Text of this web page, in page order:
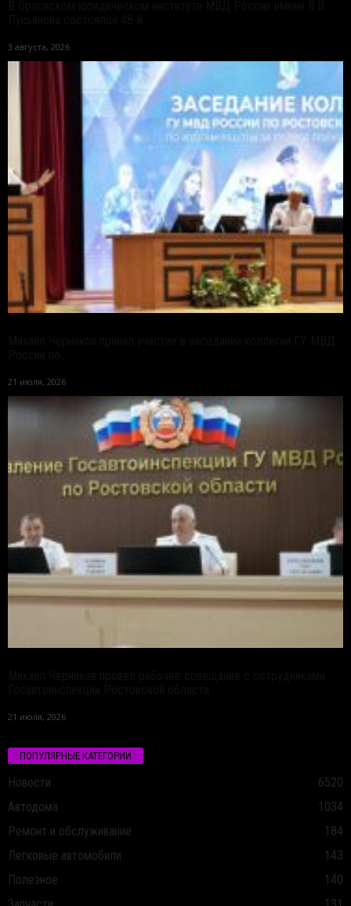
3 августа, 2026
21 июля, 2026
21 июля, 2026
ПОПУЛЯРНЫЕ КАТЕГОРИИ
Новости
6520
Автодома
1034
Ремонт и обслуживание
184
Легковые автомобили
143
Полезное
140